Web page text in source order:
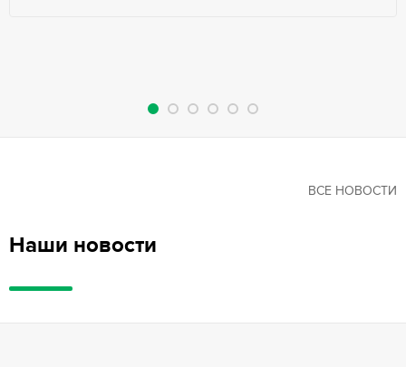
Наши новости
ВСЕ НОВОСТИ